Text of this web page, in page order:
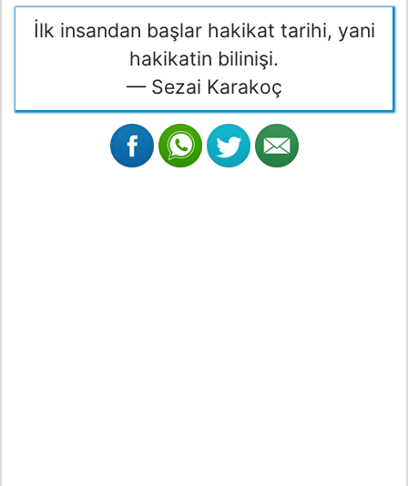
İlk insandan başlar hakikat tarihi, yani
hakikatin bilinişi.
— Sezai Karakoç